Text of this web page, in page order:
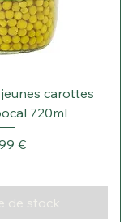
carottes
720ml
€
de stock